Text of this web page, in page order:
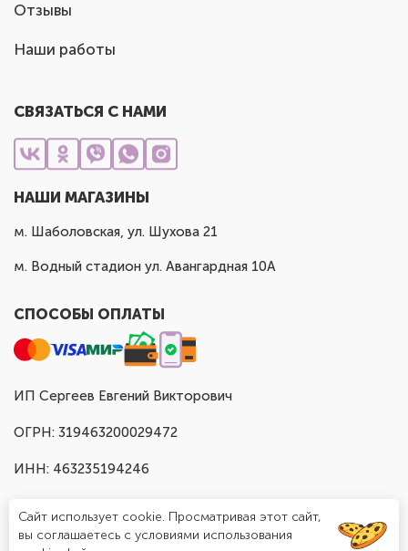
Отзывы
Наши работы
СВЯЗАТЬСЯ С НАМИ
НАШИ МАГАЗИНЫ
м. Шаболовская, ул. Шухова 21
м. Водный стадион ул. Авангардная 10А
СПОСОБЫ ОПЛАТЫ
ИП Сергеев Евгений Викторович
ОГРН: 319463200029472
ИНН: 463235194246
Сайт использует cookie. Просматривая этот сайт,
вы соглашаетесь с условиями использования